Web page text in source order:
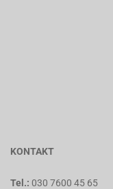
KONTAKT
Tel.: 030 7600 45 65